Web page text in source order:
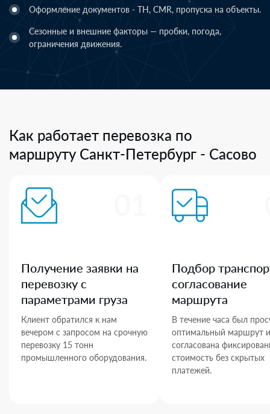
Оформление документов - ТН, CMR, пропуска на объекты.
Сезонные и внешние факторы — пробки, погода,
ограничения движения.
Как работает перевозка по
маршруту Санкт-Петербург - Сасово
Получение заявки на
перевозку с
параметрами груза
Клиент обратился к нам
вечером с запросом на срочную
перевозку 15 тонн
промышленного оборудования.
Подбор
согласование
маршрута
В течение часа был
оптимальный маршрут и
согласована
стоимость без скрытых
платежей.